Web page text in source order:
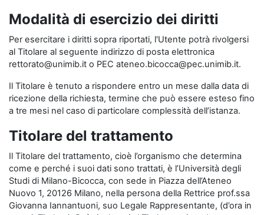
Modalità di esercizio dei diritti
Per esercitare i diritti sopra riportati, l'Utente potrà rivolgersi
al Titolare al seguente indirizzo di posta elettronica
rettorato@unimib.it o PEC ateneo.bicocca@pec.unimib.it.
Il Titolare è tenuto a rispondere entro un mese dalla data di
ricezione della richiesta, termine che può essere esteso fino
a tre mesi nel caso di particolare complessità dell’istanza.
Titolare del trattamento
Il Titolare del trattamento, cioè l’organismo che determina
come e perché i suoi dati sono trattati, è l’Università degli
Studi di Milano-Bicocca, con sede in Piazza dell’Ateneo
Nuovo 1, 20126 Milano, nella persona della Rettrice prof.ssa
Giovanna Iannantuoni, suo Legale Rappresentante, (d’ora in